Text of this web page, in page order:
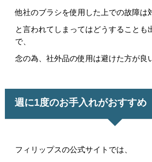
他社のブラシを使用した上での故障は
と言われてしまってはどうすることも
で、
念の為、社外品の使用は避けた方が良
週に1度のお手入れがおすすめ
フィリップスの公式サイトでは、